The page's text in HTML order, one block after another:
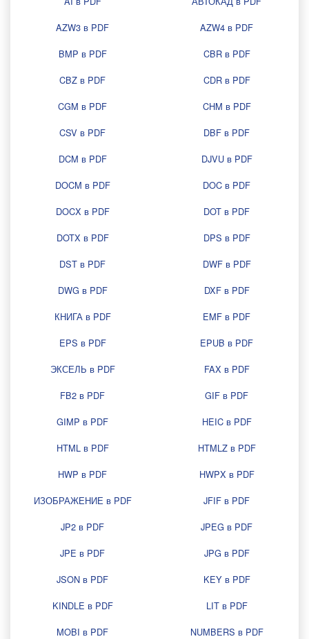
AZW3 в PDF
AZW4 в PDF
BMP в PDF
CBR в PDF
CBZ в PDF
CDR в PDF
CGM в PDF
CHM в PDF
CSV в PDF
DBF в PDF
DCM в PDF
DJVU в PDF
DOCM в PDF
DOC в PDF
DOCX в PDF
DOT в PDF
DOTX в PDF
DPS в PDF
DST в PDF
DWF в PDF
DWG в PDF
DXF в PDF
КНИГА в PDF
EMF в PDF
EPS в PDF
EPUB в PDF
ЭКСЕЛЬ в PDF
FAX в PDF
FB2 в PDF
GIF в PDF
GIMP в PDF
HEIC в PDF
HTML в PDF
HTMLZ в PDF
HWP в PDF
HWPX в PDF
ИЗОБРАЖЕНИЕ в PDF
JFIF в PDF
JP2 в PDF
JPEG в PDF
JPE в PDF
JPG в PDF
JSON в PDF
KEY в PDF
KINDLE в PDF
LIT в PDF
MOBI в PDF
NUMBERS в PDF